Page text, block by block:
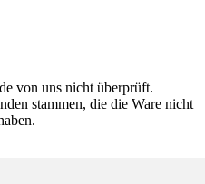
von uns nicht überprüft.
stammen, die die Ware nicht